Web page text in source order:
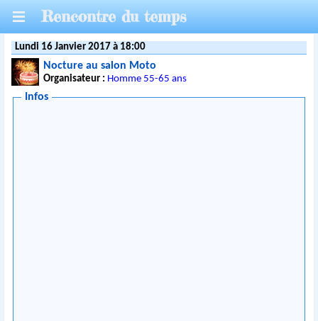
Rencontre du temps
Lundi 16 Janvier 2017 à 18:00
Nocture au salon Moto
Organisateur : Homme 55-65 ans
Infos